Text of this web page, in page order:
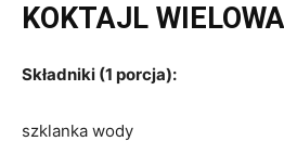
KOKTAJL
Składniki (1 porcja):
szklanka wody